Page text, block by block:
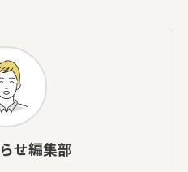
せ編集部